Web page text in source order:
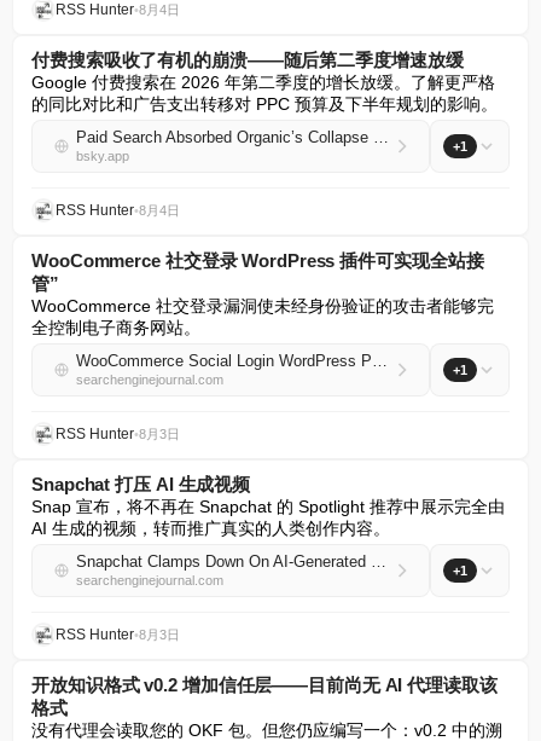
RSS Hunter•8月4日
付费搜索吸收了有机的崩溃——随后第二季度增速放缓
Google 付费搜索在 2026 年第二季度的增长放缓。了解更严格
的同比对比和广告支出转移对 PPC 预算及下半年规划的影响。
Paid Search Absorbed Organic’s Collapse – Then Q2 Slowed Down
bsky.app
+1
RSS Hunter•8月4日
WooCommerce 社交登录 WordPress 插件可实现全站接
管”
WooCommerce 社交登录漏洞使未经身份验证的攻击者能够完
全控制电子商务网站。
WooCommerce Social Login WordPress Plugin Enables Full Site Takeover
searchenginejournal.com
+1
RSS Hunter•8月3日
Snapchat 打压 AI 生成视频
Snap 宣布，将不再在 Snapchat 的 Spotlight 推荐中展示完全由
AI 生成的视频，转而推广真实的人类创作内容。
Snapchat Clamps Down On AI-Generated Videos
searchenginejournal.com
+1
RSS Hunter•8月3日
开放知识格式 v0.2 增加信任层——目前尚无 AI 代理读取该
格式
没有代理会读取您的 OKF 包。但您仍应编写一个：v0.2 中的溯